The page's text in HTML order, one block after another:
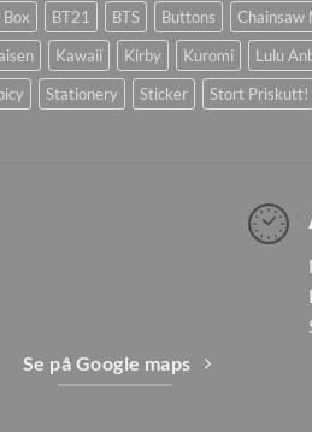
Box BT21 BTS Buttons Chainsaw
Kawaii Kirby Kuromi Lulu
Stationery Sticker Stort Priskutt!
Se på Google maps